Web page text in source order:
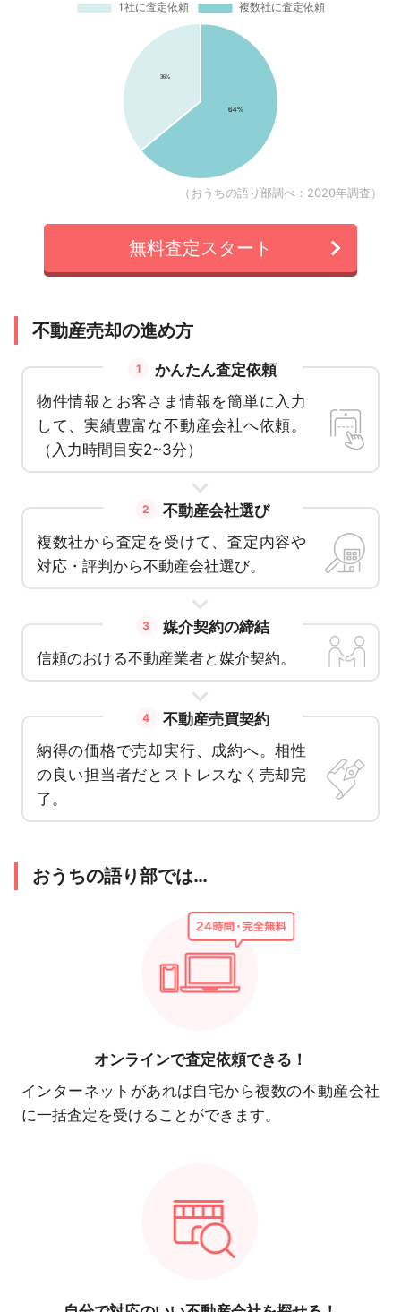
（おうちの語り部調べ：2020年調査）
無料査定スタート
不動産売却の進め方
1
かんたん査定依頼
物件情報とお客さま情報を簡単に入力
して、実績豊富な不動産会社へ依頼。
（入力時間目安2~3分）
2
不動産会社選び
複数社から査定を受けて、査定内容や
対応・評判から不動産会社選び。
3
媒介契約の締結
信頼のおける不動産業者と媒介契約。
4
不動産売買契約
納得の価格で売却実行、成約へ。相性
の良い担当者だとストレスなく売却完
了。
おうちの語り部では…
オンラインで査定依頼できる！
インターネットがあれば自宅から複数の不動産会社
に一括査定を受けることができます。